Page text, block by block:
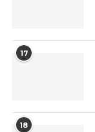
17
18